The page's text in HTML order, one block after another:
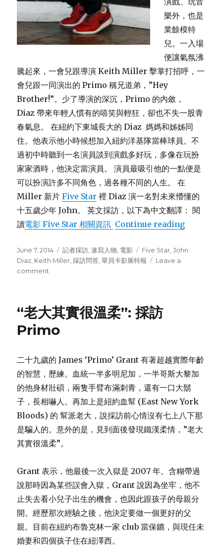
樂外，也是
業餘模特
兒。一入場
便讓氣氛沸
騰起來，一會兒跟導演 Keith Miller 擊掌打招呼，一
會兒跟一同演出的 Primo 稱兄道弟，”Hey
Brother!”。少了導演的深沉，Primo 的內斂，
Diaz 帶來年輕人慣有的嘻笑與輕狂，卻也不失一股青
春氣息。 在紐約下東城長大的 Diaz 媽媽和姊姊同
住。他表示他小時候想加入紐約洋基隊當棒球員。不
過初中時聽到一名演員談到演戲多好玩，多像在玩扮
家家酒時，他決定當演員。 演員最吸引他的一點便是
可以扮演許多不同角色，過各種不同的人生。 在
Miller 新片Five Star 裡 Diaz 演一名對未來懵懂的
十五歲少年 John。 英文採訪，以下為中文翻譯： 閱
讀電影 Five Star 相關資訊 Continue reading
Posted
on
June 7, 2014 Categories
記者採訪,速寫人物, 電影 Tags
Five Star,John
Diaz, Keith Miller,採訪問答,翠貝卡影展特報
Leave a
comment
生
小
哥:
John
Diaz
“老大其實很溫柔”: 採訪
Primo
二十九歲的 James ‘Primo’ Grant 有著超越實際年齡
的智慧，歷練。血統一半多明尼加，一半哥斯大黎加
的他身材壯碩，兩隻手臂布滿刺青，還有一口大鬍
子，長相嚇人。再加上是紐約血幫 (East New York
Bloods) 的 幫派老大，說採訪前心情沒有七上八下那
是騙人的。意外的是，見到面後發現鐵漢柔情，”老大
其實很溫柔”。
Grant 表示，他最後一次入獄是 2007 年。含糊帶過
說那時因為某些誤會入獄，Grant 說因為坐牢，他不
止失去看小兒子出生的機會，也因此跟孩子的母親分
開。經歷那次經驗之後，他決定要做一個更好的父
親。目前在紐約布魯克林一家 club 當保鑣，與現任未
婚妻和四個孩子住在紐澤西。